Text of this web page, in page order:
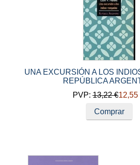
UNA EXCURSIÓN A LOS
REPÚBLICA
PVP:13,22 €12,55
Comprar